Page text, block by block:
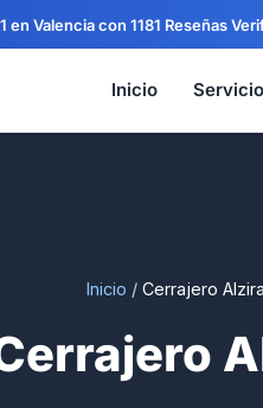
en Valencia con 1181 Reseñas
Inicio
Inicio / Cerrajero Alzira